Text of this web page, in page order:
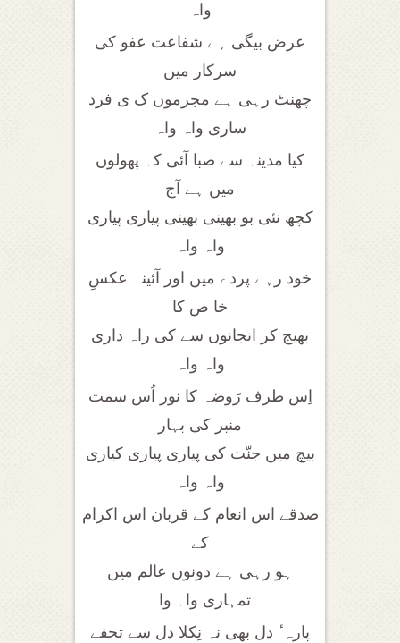
واہ
عرض بیگی ہے شفاعت عفو کی
سرکار میں
چھنٹ رہی ہے مجرموں ک ی فرد
ساری واہ واہ
کیا مدینہ سے صبا آئی کہ پھولوں
میں ہے آج
کچھ نئی بو بھینی بھینی پیاری پیاری
واہ واہ
خود رہے پردے میں اور آئینہ عکسِ
خا ص کا
بھیج کر انجانوں سے کی راہ داری
واہ واہ
اِس طرف رَوضہ کا نور اُس سمت
منبر کی بہار
بیچ میں جنّت کی پیاری پیاری کیاری
واہ واہ
صدقے اس انعام کے قربان اس اکرام
کے
ہو رہی ہے دونوں عالم میں
تمہاری واہ واہ
پارہ ٔ دل بھی نہ نِکلا دل سے تحفے